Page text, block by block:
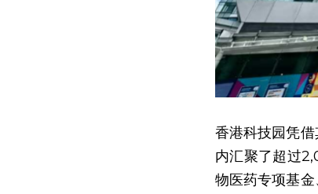
香港科技园凭
内汇聚了超过
物医药专项基